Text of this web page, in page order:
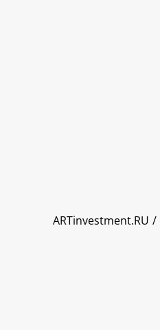
ARTinvestment.RU